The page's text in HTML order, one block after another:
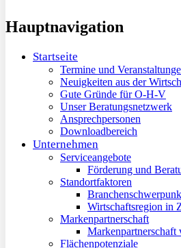
Hauptnavigation
Startseite
Termine und
Neuigkeiten aus der
Gute Gründe für O-H-V
Unser Beratungsnetzwerk
Ansprechpersonen
Downloadbereich
Unternehmen
Serviceangebote
Förderung und
Standortfaktoren
Wirtschaftsregion in
Markenpartnerschaft
Markenpartnerschaft
Flächenpotenziale